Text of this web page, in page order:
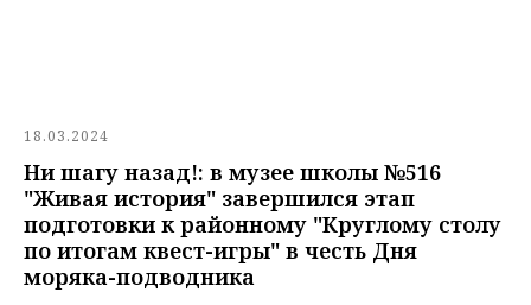
18.03.2024
Ни шагу назад!: в музее школы №516
"Живая история" завершился этап
подготовки к районному "Круглому столу
по итогам квест-игры" в честь Дня
моряка-подводника